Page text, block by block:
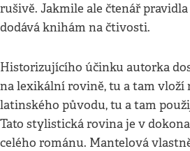
rušivě. Jakmile ale čtenář
dodává knihám na čtivosti.
Historizujícího účinku autorka
na lexikální rovině, tu a tam vloží
latinského původu, tu a tam
Tato stylistická rovina je v
celého románu. Mantelová